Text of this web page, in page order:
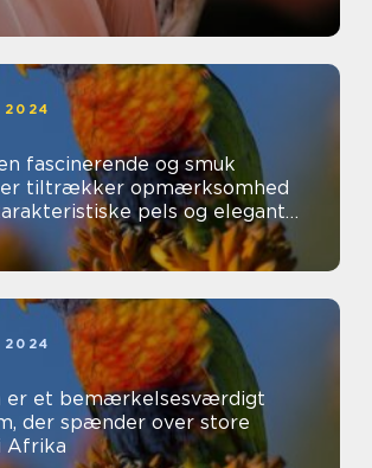
fascinerende og smuk
tiltrækker opmærksomhed
pels og elegante
er et bemærkelsesværdigt
der spænder over store
Afrika